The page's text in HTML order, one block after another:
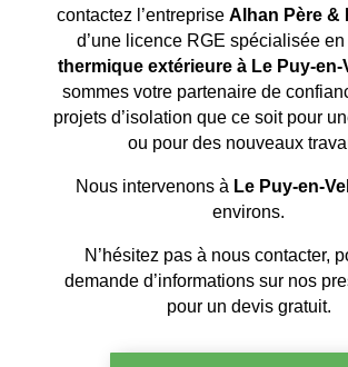
contactez l’entreprise Alhan Père &
d’une licence RGE spécialisée en
thermique extérieure à Le Puy-en-
sommes votre partenaire de
projets d’isolation que ce soit pour
ou pour des nouveaux
Nous intervenons à Le Puy-en-
environs.
N’hésitez pas à nous contacter,
demande d’informations sur nos
pour un devis gratuit.